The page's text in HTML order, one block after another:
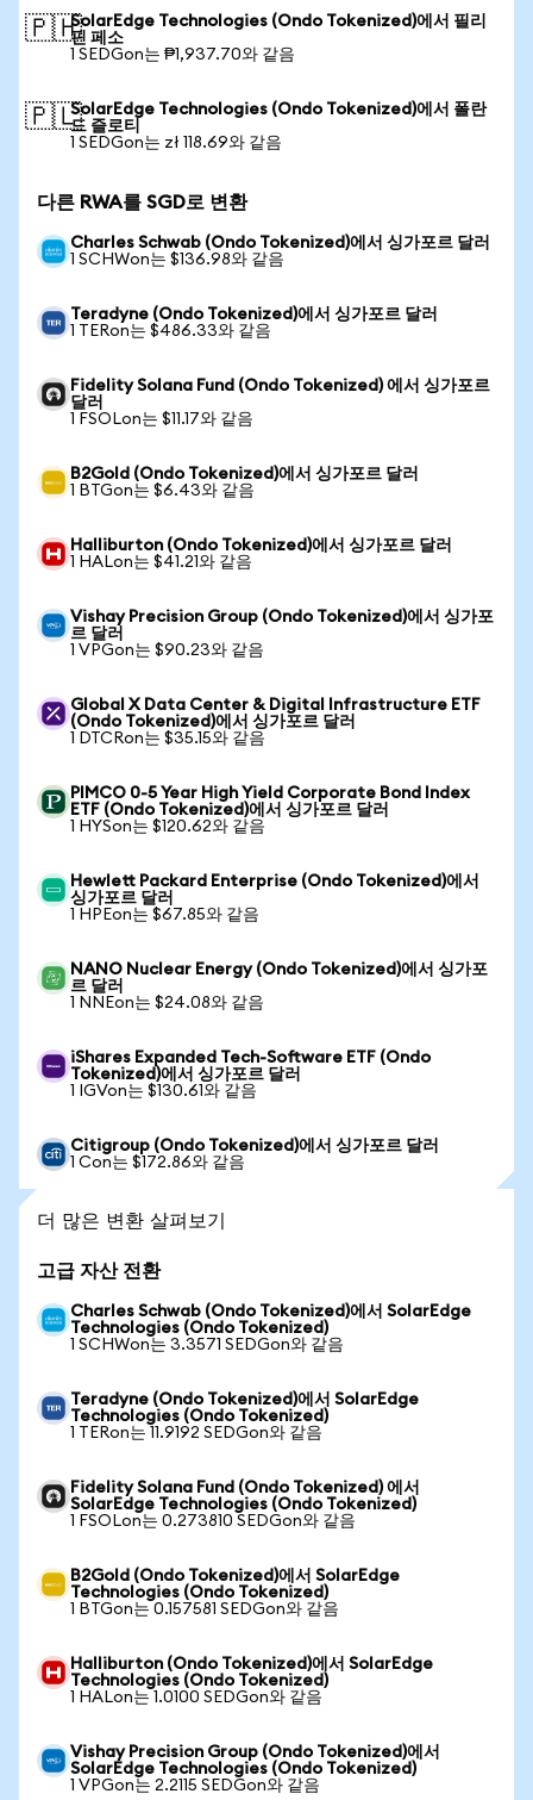
🇵🇭SolarEdge Technologies (Ondo Tokenized)에서 필리
핀 페소
1 SEDGon는 ₱1,937.70와 같음
🇵🇱SolarEdge Technologies (Ondo Tokenized)에서 폴란
드 즐로티
1 SEDGon는 zł 118.69와 같음
다른 RWA를 SGD로 변환
Charles Schwab (Ondo Tokenized)에서 싱가포르 달러
1 SCHWon는 $136.98와 같음
Teradyne (Ondo Tokenized)에서 싱가포르 달러
1 TERon는 $486.33와 같음
Fidelity Solana Fund (Ondo Tokenized) 에서 싱가포르
달러
1 FSOLon는 $11.17와 같음
B2Gold (Ondo Tokenized)에서 싱가포르 달러
1 BTGon는 $6.43와 같음
Halliburton (Ondo Tokenized)에서 싱가포르 달러
1 HALon는 $41.21와 같음
Vishay Precision Group (Ondo Tokenized)에서 싱가포
르 달러
1 VPGon는 $90.23와 같음
Global X Data Center & Digital Infrastructure ETF
(Ondo Tokenized)에서 싱가포르 달러
1 DTCRon는 $35.15와 같음
PIMCO 0-5 Year High Yield Corporate Bond Index
ETF (Ondo Tokenized)에서 싱가포르 달러
1 HYSon는 $120.62와 같음
Hewlett Packard Enterprise (Ondo Tokenized)에서
싱가포르 달러
1 HPEon는 $67.85와 같음
NANO Nuclear Energy (Ondo Tokenized)에서 싱가포
르 달러
1 NNEon는 $24.08와 같음
iShares Expanded Tech-Software ETF (Ondo
Tokenized)에서 싱가포르 달러
1 IGVon는 $130.61와 같음
Citigroup (Ondo Tokenized)에서 싱가포르 달러
1 Con는 $172.86와 같음
더 많은 변환 살펴보기
고급 자산 전환
Charles Schwab (Ondo Tokenized)에서 SolarEdge
Technologies (Ondo Tokenized)
1 SCHWon는 3.3571 SEDGon와 같음
Teradyne (Ondo Tokenized)에서 SolarEdge
Technologies (Ondo Tokenized)
1 TERon는 11.9192 SEDGon와 같음
Fidelity Solana Fund (Ondo Tokenized) 에서
SolarEdge Technologies (Ondo Tokenized)
1 FSOLon는 0.273810 SEDGon와 같음
B2Gold (Ondo Tokenized)에서 SolarEdge
Technologies (Ondo Tokenized)
1 BTGon는 0.157581 SEDGon와 같음
Halliburton (Ondo Tokenized)에서 SolarEdge
Technologies (Ondo Tokenized)
1 HALon는 1.0100 SEDGon와 같음
Vishay Precision Group (Ondo Tokenized)에서
SolarEdge Technologies (Ondo Tokenized)
1 VPGon는 2.2115 SEDGon와 같음